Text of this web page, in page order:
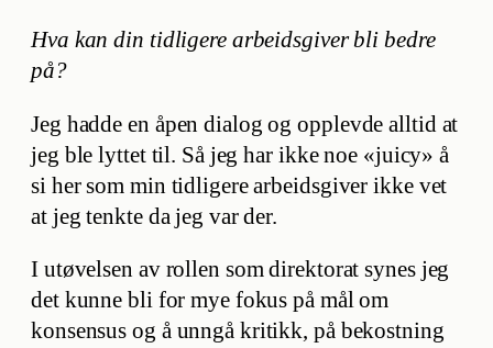
Hva kan din tidligere arbeidsgiver bli bedre
på?
Jeg hadde en åpen dialog og opplevde alltid at
jeg ble lyttet til. Så jeg har ikke noe «juicy» å
si her som min tidligere arbeidsgiver ikke vet
at jeg tenkte da jeg var der.
I utøvelsen av rollen som direktorat synes jeg
det kunne bli for mye fokus på mål om
konsensus og å unngå kritikk, på bekostning